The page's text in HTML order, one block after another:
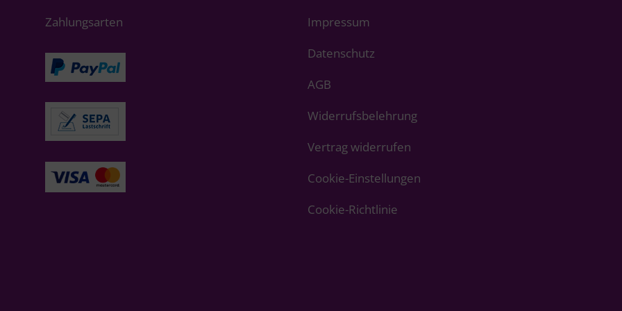
Zahlungsarten
Impressum
Datenschutz
AGB
Widerrufsbelehrung
Vertrag widerrufen
Cookie-Einstellungen
Cookie-Richtlinie